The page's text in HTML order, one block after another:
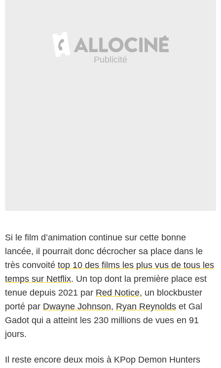
Si le film d’animation continue sur cette bonne
lancée, il pourrait donc décrocher sa place dans le
très convoité top 10 des films les plus vus de tous les
temps sur Netflix. Un top dont la première place est
tenue depuis 2021 par Red Notice, un blockbuster
porté par Dwayne Johnson, Ryan Reynolds et Gal
Gadot qui a atteint les 230 millions de vues en 91
jours.
Il reste encore deux mois à KPop Demon Hunters